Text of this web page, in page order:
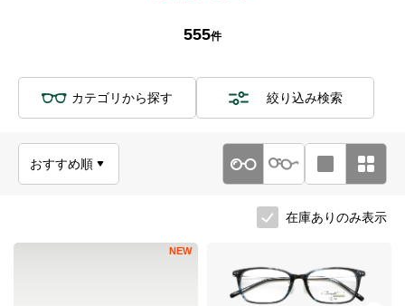
555件
カテゴリから探す 絞り込み検索
在庫ありのみ表示
NEW